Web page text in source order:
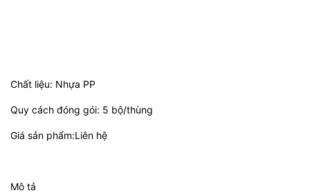
Chất liệu: Nhựa PP
Quy cách đóng gói: 5 bộ/thùng
Giá sản phẩm:Liên hệ
Mô tả